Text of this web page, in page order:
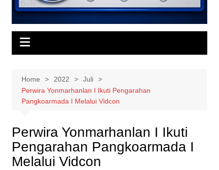
Home 2022
Juli
Perwira Yonmarhanlan I Ikuti Pengarahan
Pangkoarmada I Melalui Vidcon
Perwira Yonmarhanlan I Ikuti
Pengarahan Pangkoarmada I
Melalui Vidcon